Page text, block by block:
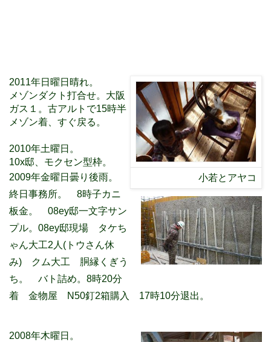
小若とアヤコ
2011年日曜日晴れ。
メゾンダクト打合せ。大阪
ガス１。古アルトで15時半
メゾン着、すぐ戻る。
2010年土曜日。
10x邸、モクセン型枠。
2009年金曜日曇り後雨。
終日事務所。 8時子カニ
板金。 08ey邸一文字サン
プル。08ey邸現場 タケち
ゃん大工2人(トウさん休
み) クム大工 胴縁くぎう
ち。 バト詰め。8時20分
着 金物屋 N50釘2箱購入 17時10分退出。
2008年木曜日。